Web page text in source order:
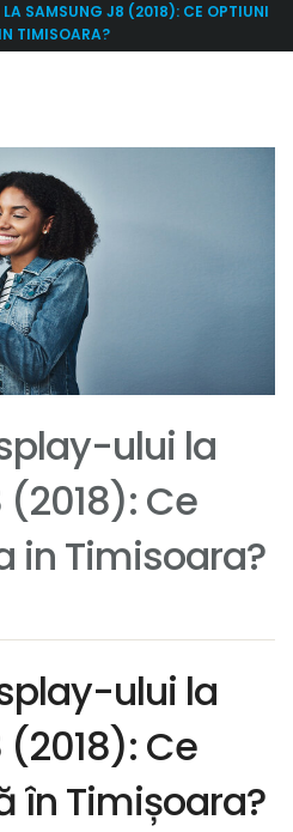
SAMSUNG J8 (2018): CE OPTIUNI
TIMISOARA?
ului la
Ce
in Timisoara?
ului la
Ce
în Timișoara?